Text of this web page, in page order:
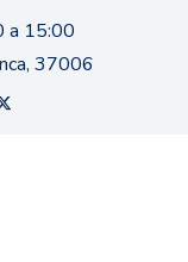
a 15:00
37006